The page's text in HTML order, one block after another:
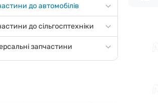
до автомобілів
до сільгосптехніки
запчастини